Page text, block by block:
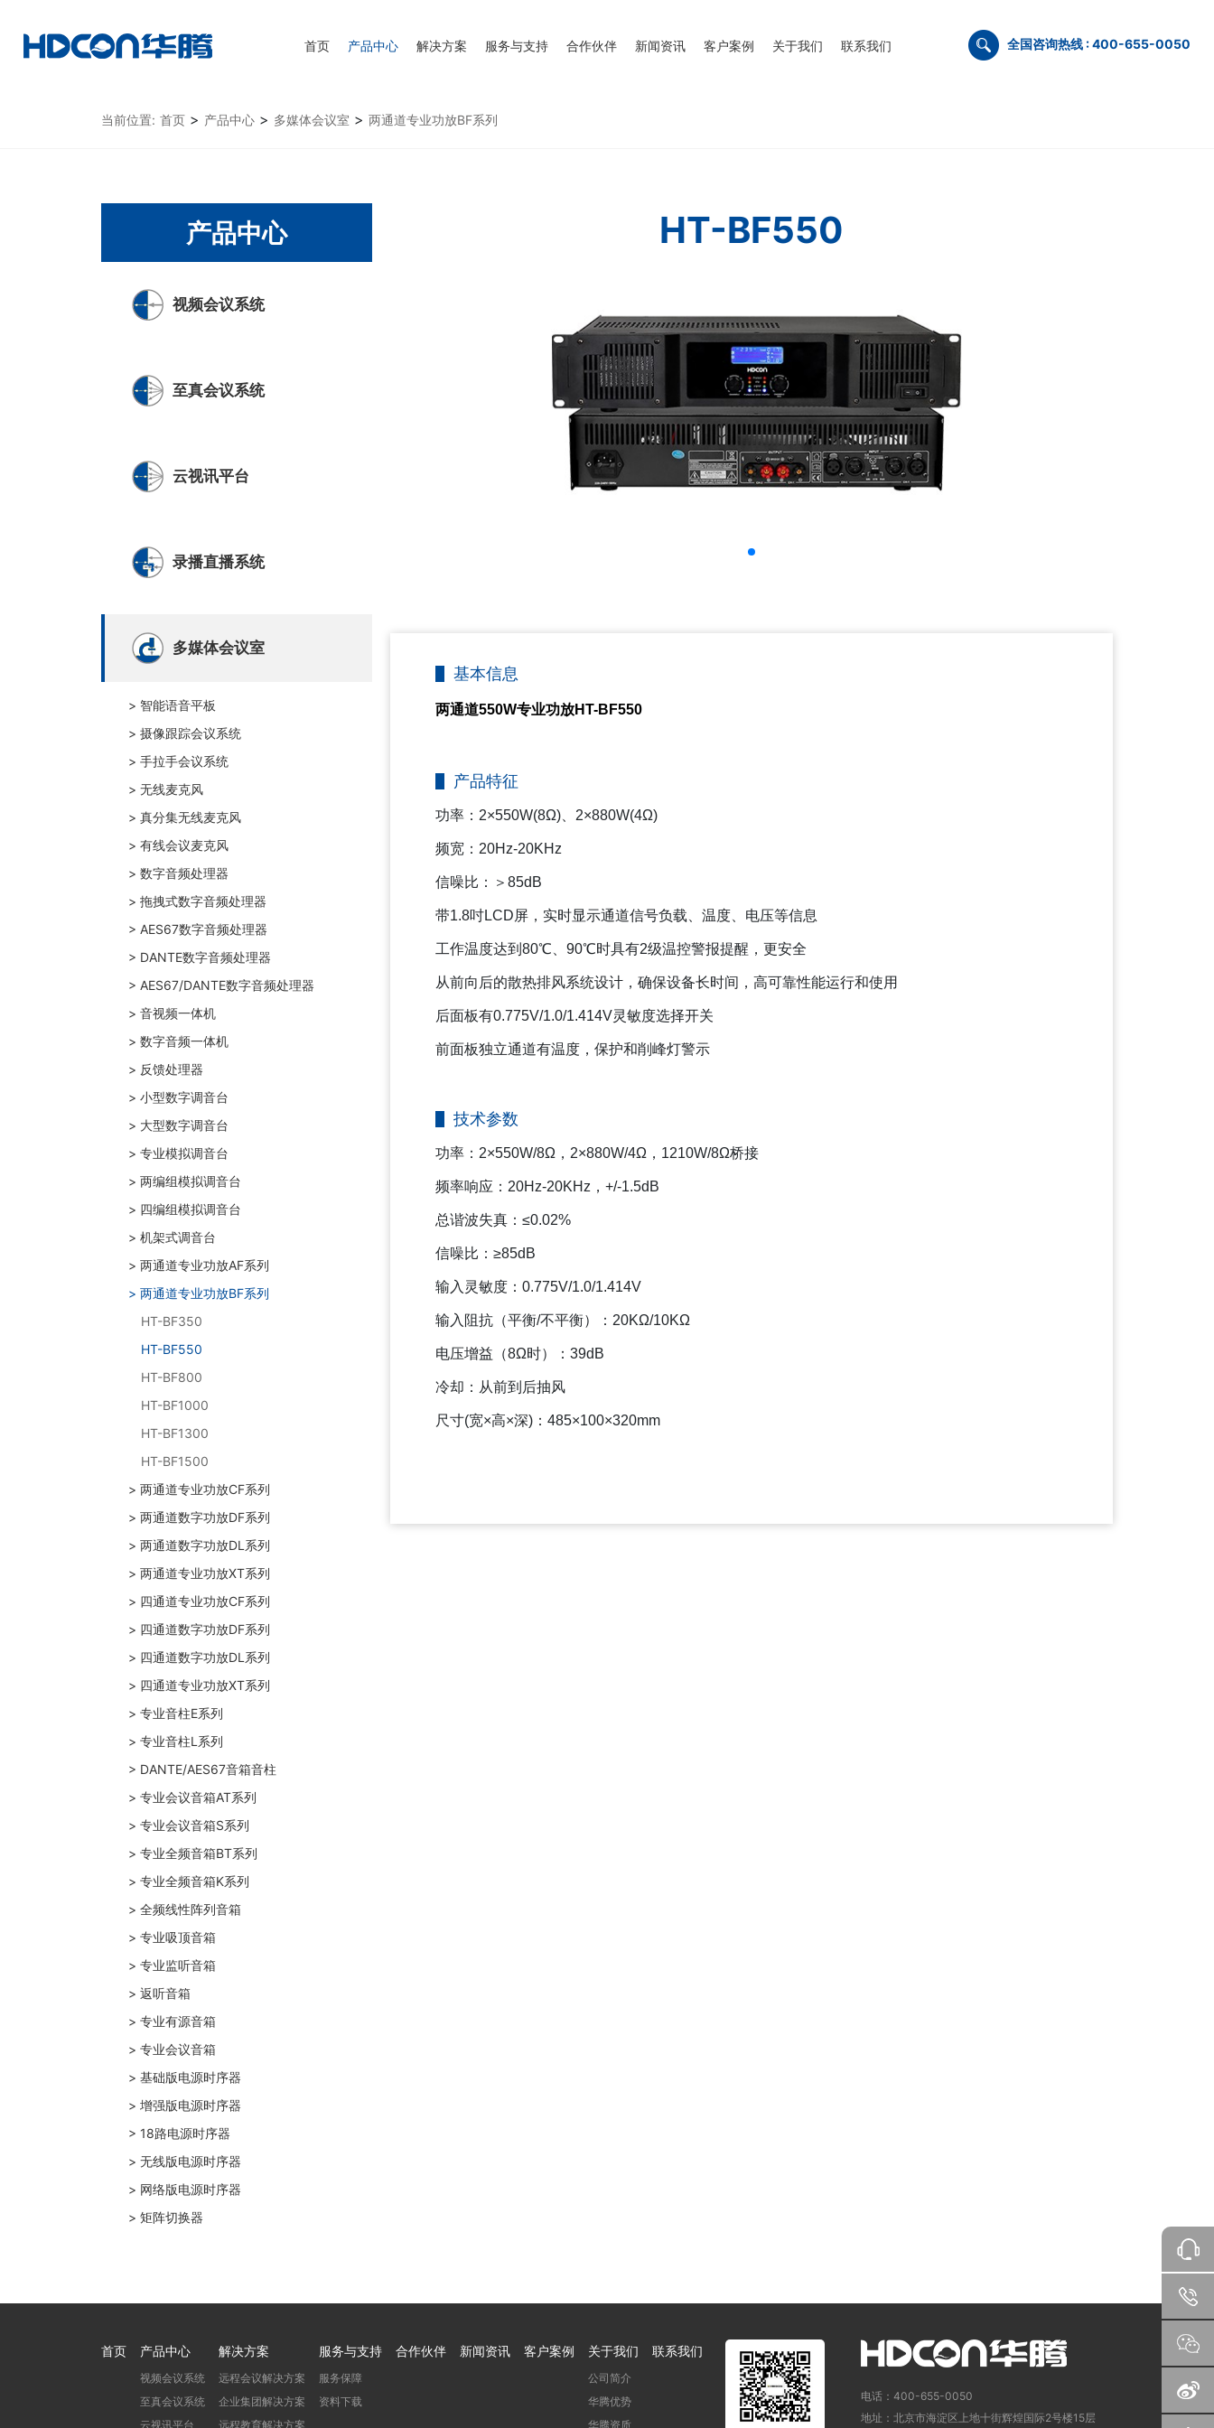
首页 产品中心 解决方案 服务与支持 合作伙伴 新闻资讯 客户案例 关于我们 联系我们 全国咨询热线 : 400-655-0050
当前位置: 首页 > 产品中心 > 多媒体会议室 > 两通道专业功放BF系列
HT-BF550
基本信息
两通道550W专业功放HT-BF550
产品特征
功率：2×550W(8Ω)、2×880W(4Ω)
频宽：20Hz-20KHz
信噪比：＞85dB
带1.8吋LCD屏，实时显示通道信号负载、温度、电压等信息
工作温度达到80℃、90℃时具有2级温控警报提醒，更安全
从前向后的散热排风系统设计，确保设备长时间，高可靠性能运行和使用
后面板有0.775V/1.0/1.414V灵敏度选择开关
前面板独立通道有温度，保护和削峰灯警示
技术参数
功率：2×550W/8Ω，2×880W/4Ω，1210W/8Ω桥接
频率响应：20Hz-20KHz，+/-1.5dB
总谐波失真：≤0.02%
信噪比：≥85dB
输入灵敏度：0.775V/1.0/1.414V
输入阻抗（平衡/不平衡）：20KΩ/10KΩ
电压增益（8Ω时）：39dB
冷却：从前到后抽风
尺寸(宽×高×深)：485×100×320mm
产品中心
视频会议系统
至真会议系统
云视讯平台
录播直播系统
多媒体会议室
> 智能语音平板
> 摄像跟踪会议系统
> 手拉手会议系统
> 无线麦克风
> 真分集无线麦克风
> 有线会议麦克风
> 数字音频处理器
> 拖拽式数字音频处理器
> AES67数字音频处理器
> DANTE数字音频处理器
> AES67/DANTE数字音频处理器
> 音视频一体机
> 数字音频一体机
> 反馈处理器
> 小型数字调音台
> 大型数字调音台
> 专业模拟调音台
> 两编组模拟调音台
> 四编组模拟调音台
> 机架式调音台
> 两通道专业功放AF系列
> 两通道专业功放BF系列
HT-BF350
HT-BF550
HT-BF800
HT-BF1000
HT-BF1300
HT-BF1500
> 两通道专业功放CF系列
> 两通道数字功放DF系列
> 两通道数字功放DL系列
> 两通道专业功放XT系列
> 四通道专业功放CF系列
> 四通道数字功放DF系列
> 四通道数字功放DL系列
> 四通道专业功放XT系列
> 专业音柱E系列
> 专业音柱L系列
> DANTE/AES67音箱音柱
> 专业会议音箱AT系列
> 专业会议音箱S系列
> 专业全频音箱BT系列
> 专业全频音箱K系列
> 全频线性阵列音箱
> 专业吸顶音箱
> 专业监听音箱
> 返听音箱
> 专业有源音箱
> 专业会议音箱
> 基础版电源时序器
> 增强版电源时序器
> 18路电源时序器
> 无线版电源时序器
> 网络版电源时序器
> 矩阵切换器
首页 产品中心
视频会议系统
至真会议系统
云视讯平台
解决方案
远程会议解决方案
企业集团解决方案
远程教育解决方案
服务与支持
服务保障
资料下载
合作伙伴 新闻资讯 客户案例 关于我们
公司简介
华腾优势
华腾资质
联系我们
电话：400-655-0050
地址：北京市海淀区上地十街辉煌国际2号楼15层